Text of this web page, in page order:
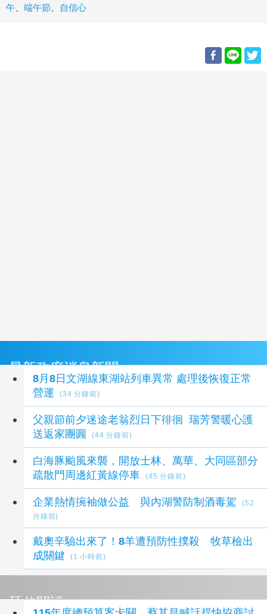
午
端午節 自信心
最新政府消息新聞
8月8日文湖線東湖站列車異常 處理後恢復正常
營運
(34 分鐘前)
父親節前夕迷途老翁烈日下徘徊 瑞芳警暖心護
送返家團圓
(44 分鐘前)
白海豚颱風來襲，開放士林、萬華、大同區部分
疏散門周邊紅黃線停車
(45 分鐘前)
企業熱情捥袖做公益 與內湖警防制酒毒駕
(52
分鐘前)
戴奧辛驗出來了！8羊遭預防性撲殺 牧草檢出
成關鍵
(1 小時前)
延伸閱讀